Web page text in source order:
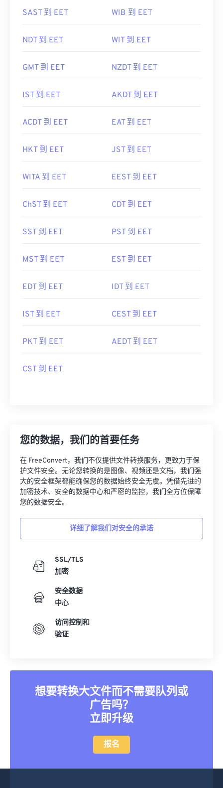
SAST 到 EET WIB 到 EET
NDT 到 EET WIT 到 EET
GMT 到 EET NZDT 到 EET
IST 到 EET AKDT 到 EET
ACDT 到 EET EAT 到 EET
HKT 到 EET JST 到 EET
WITA 到 EET EEST 到 EET
ChST 到 EET CDT 到 EET
SST 到 EET PST 到 EET
MST 到 EET EST 到 EET
EDT 到 EET IDT 到 EET
IST 到 EET CEST 到 EET
PKT 到 EET AEDT 到 EET
CST 到 EET
您的数据，我们的首要任务
在 FreeConvert，我们不仅提供文件转换服务，更致力于保
护文件安全。无论您转换的是图像、视频还是文档，我们强
大的安全框架都能确保您的数据始终安全无虞。凭借先进的
加密技术、安全的数据中心和严密的监控，我们全方位保障
您的数据安全。
详细了解我们对安全的承诺
SSL/TLS
加密
安全数据
中心
访问控制和
验证
想要转换大文件而不需要队列或
广告吗？
立即升级
报名